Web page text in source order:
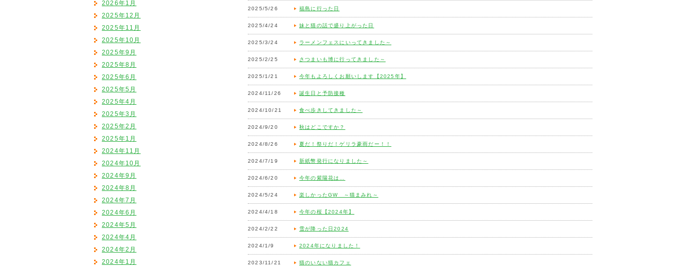
2025/5/26 福島に行った日
2025/4/24 妹と猫の話で盛り上がった日
2025/3/24 ラーメンフェスにいってきました～
2025/2/25 さつまいも博に行ってきました～
2025/1/21 今年もよろしくお願いします【2025年】
2024/11/26 誕生日と予防接種
2024/10/21 食べ歩きしてきました～
2024/9/20 秋はどこですか？
2024/8/26 夏だ！祭りだ！ゲリラ豪雨だー！！
2024/7/19 新紙幣発行になりました～
2024/6/20 今年の紫陽花は…
2024/5/24 楽しかったGW ～猫まみれ～
2024/4/18 今年の桜【2024年】
2024/2/22 雪が降った日2024
2024/1/9 2024年になりました！
2023/11/21 猫のいない猫カフェ
2026年1月
2025年12月
2025年11月
2025年10月
2025年9月
2025年8月
2025年6月
2025年5月
2025年4月
2025年3月
2025年2月
2025年1月
2024年11月
2024年10月
2024年9月
2024年8月
2024年7月
2024年6月
2024年5月
2024年4月
2024年2月
2024年1月